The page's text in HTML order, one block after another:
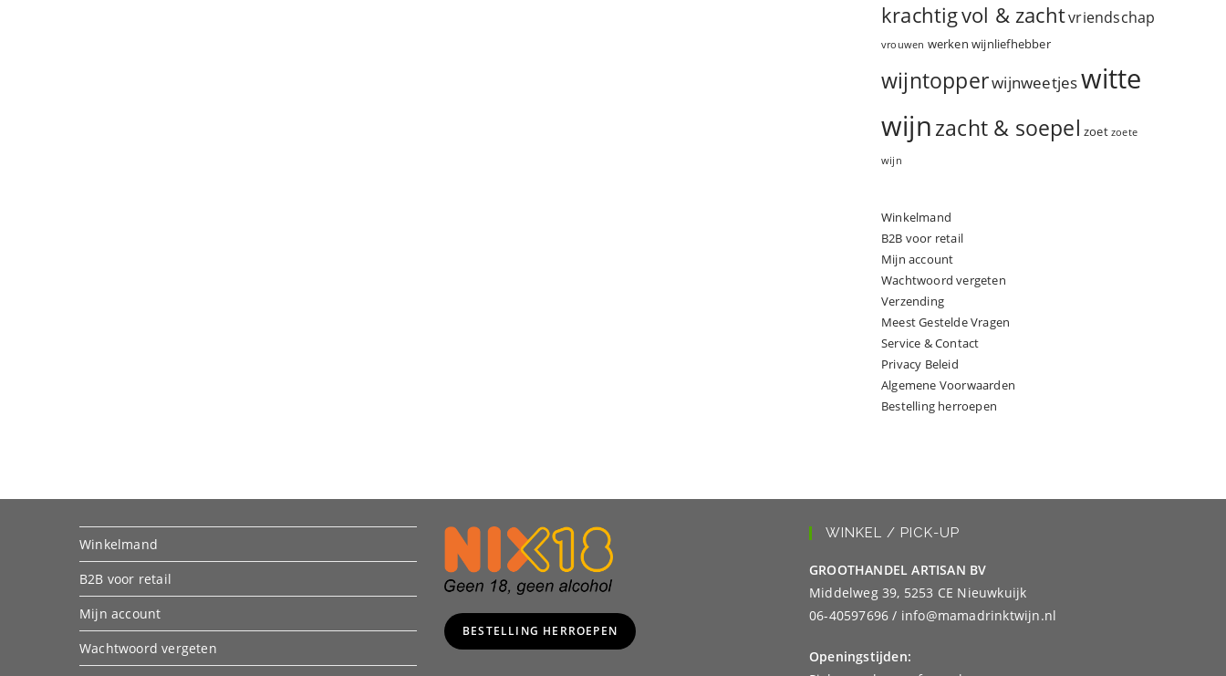
krachtigvol & zachtvriendschap
vrouwen werken wijnliefhebber
wijntopperwijnweetjeswitte
wijnzacht & soepel zoet zoete
wijn
Winkelmand
B2B voor retail
Mijn account
Wachtwoord vergeten
Verzending
Meest Gestelde Vragen
Service & Contact
Privacy Beleid
Algemene Voorwaarden
Bestelling herroepen
Winkelmand
B2B voor retail
Mijn account
Wachtwoord vergeten
BESTELLING HERROEPEN
WINKEL / PICK-UP
GROOTHANDEL ARTISAN BV
Middelweg 39, 5253 CE Nieuwkuijk
06-40597696 / info@mamadrinktwijn.nl
Openingstijden: